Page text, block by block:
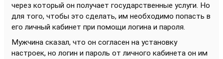
через который он получает государственные услуги. Но
для того, чтобы это сделать, им необходимо попасть в
его личный кабинет при помощи логина и пароля.
Мужчина сказал, что он согласен на установку
настроек, но логин и пароль от личного кабинета он им